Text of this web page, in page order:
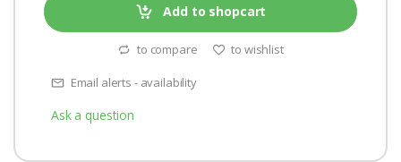
Add to shopcart
to compare to wishlist
Email alerts - availability
Ask a question